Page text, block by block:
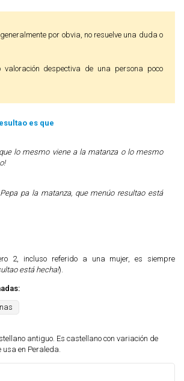
por obvia, no resuelve una duda o
valoración despectiva de una persona poco
es que
lo mesmo viene a la matanza o lo mesmo
pa la matanza, que menúo resultao está
2, incluso referido a una mujer, es siempre
está hecha!).
antiguo. Es castellano con variación de
usa en Peraleda.